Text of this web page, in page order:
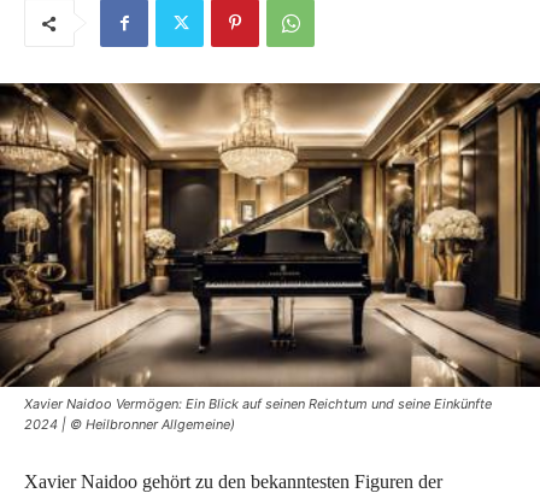
Xavier Naidoo Vermögen: Ein Blick auf seinen Reichtum und seine Einkünfte
2024 | © Heilbronner Allgemeine)
Xavier Naidoo gehört zu den bekanntesten Figuren der